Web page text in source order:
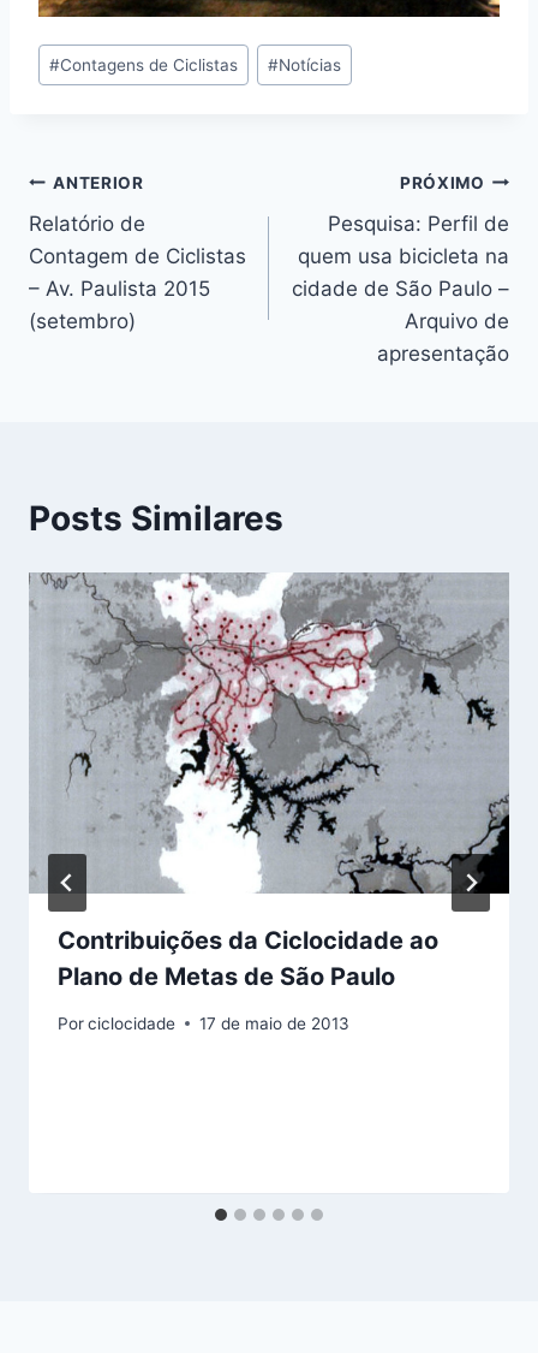
Tags
do
#Contagens de Ciclistas #Notícias
Navegação
de
Post
ANTERIOR
Relatório de
Contagem de Ciclistas
– Av. Paulista 2015
(setembro)
PRÓXIMO
Pesquisa: Perfil de
quem usa bicicleta na
cidade de São Paulo –
Arquivo de
apresentação
Posts Similares
Contribuições da Ciclocidade ao
Plano de Metas de São Paulo
Porciclocidade 17 de maio de 2013